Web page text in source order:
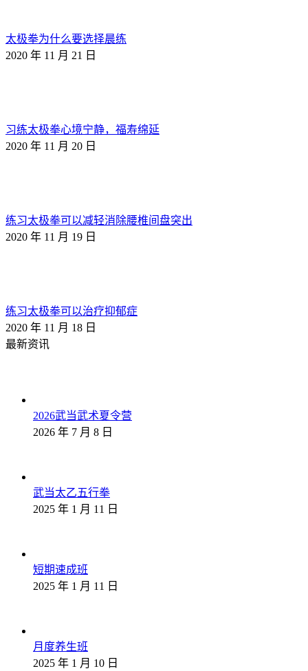
太极拳为什么要选择晨练
2020 年 11 月 21 日
习练太极拳心境宁静，福寿绵延
2020 年 11 月 20 日
练习太极拳可以减轻消除腰椎间盘突出
2020 年 11 月 19 日
练习太极拳可以治疗抑郁症
2020 年 11 月 18 日
最新资讯
2026武当武术夏令营
2026 年 7 月 8 日
武当太乙五行拳
2025 年 1 月 11 日
短期速成班
2025 年 1 月 11 日
月度养生班
2025 年 1 月 10 日